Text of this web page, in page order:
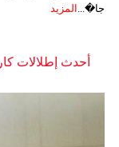
جا�... المزيد
أحدث إطلالات